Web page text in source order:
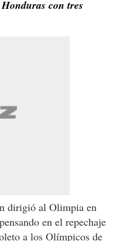
con tres
dirigió al Olimpia en
en el repechaje
a los Olímpicos de